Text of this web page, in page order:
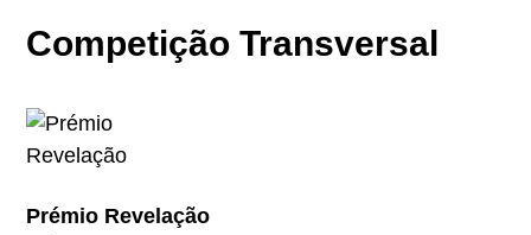
Competição Transversal
Prémio Revelação